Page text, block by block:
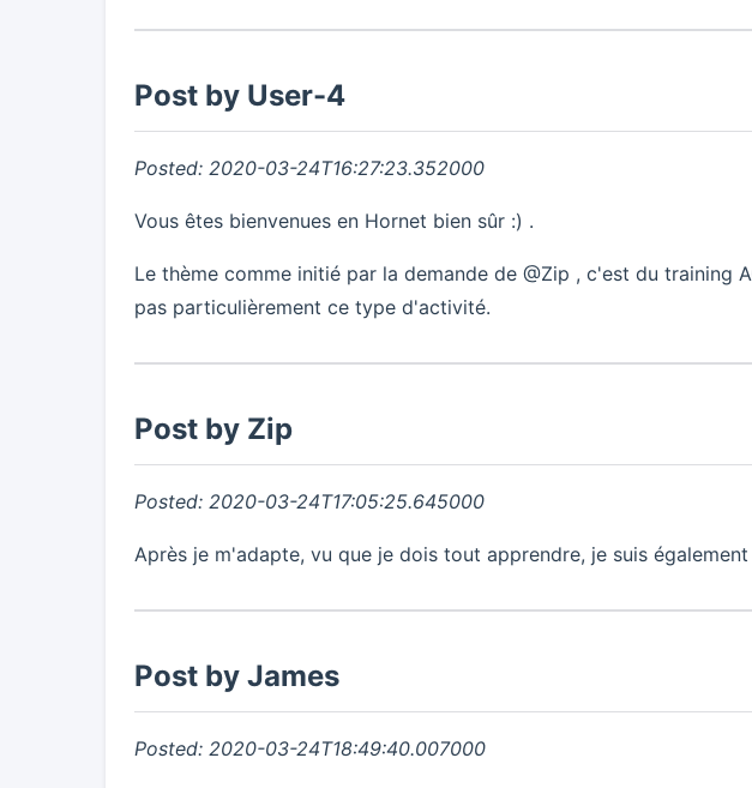
Post by User-4
Posted: 2020-03-24T16:27:23.352000
Vous êtes bienvenues en Hornet bien sûr :) .
Le thème comme initié par la demande de @Zip , c'est du
pas particulièrement ce type d'activité.
Post by Zip
Posted: 2020-03-24T17:05:25.645000
Après je m'adapte, vu que je dois tout apprendre, je suis
Post by James
Posted: 2020-03-24T18:49:40.007000